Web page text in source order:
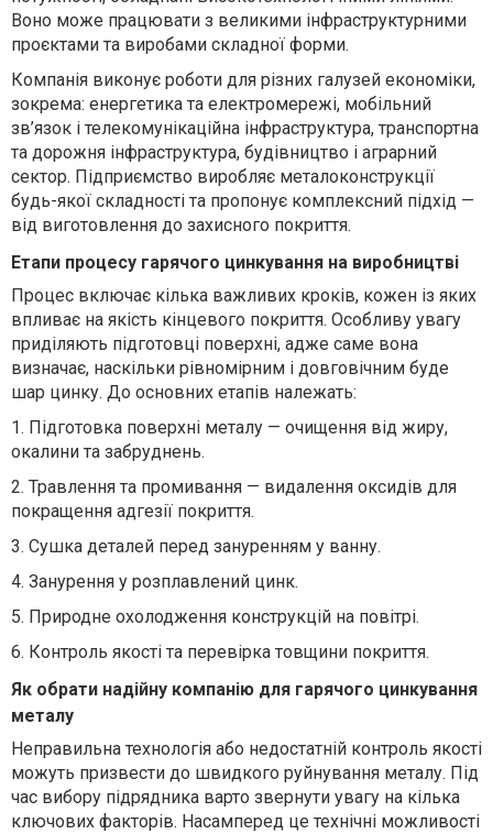
Воно може працювати з великими інфраструктурними
проєктами та виробами складної форми.
Компанія виконує роботи для різних галузей економіки,
зокрема: енергетика та електромережі, мобільний
зв’язок і телекомунікаційна інфраструктура, транспортна
та дорожня інфраструктура, будівництво і аграрний
сектор. Підприємство виробляє металоконструкції
будь-якої складності та пропонує комплексний підхід —
від виготовлення до захисного покриття.
Етапи процесу гарячого цинкування на виробництві
Процес включає кілька важливих кроків, кожен із яких
впливає на якість кінцевого покриття. Особливу увагу
приділяють підготовці поверхні, адже саме вона
визначає, наскільки рівномірним і довговічним буде
шар цинку. До основних етапів належать:
1. Підготовка поверхні металу — очищення від жиру,
окалини та забруднень.
2. Травлення та промивання — видалення оксидів для
покращення адгезії покриття.
3. Сушка деталей перед зануренням у ванну.
4. Занурення у розплавлений цинк.
5. Природне охолодження конструкцій на повітрі.
6. Контроль якості та перевірка товщини покриття.
Як обрати надійну компанію для гарячого цинкування
металу
Неправильна технологія або недостатній контроль якості
можуть призвести до швидкого руйнування металу. Під
час вибору підрядника варто звернути увагу на кілька
ключових факторів. Насамперед це технічні можливості